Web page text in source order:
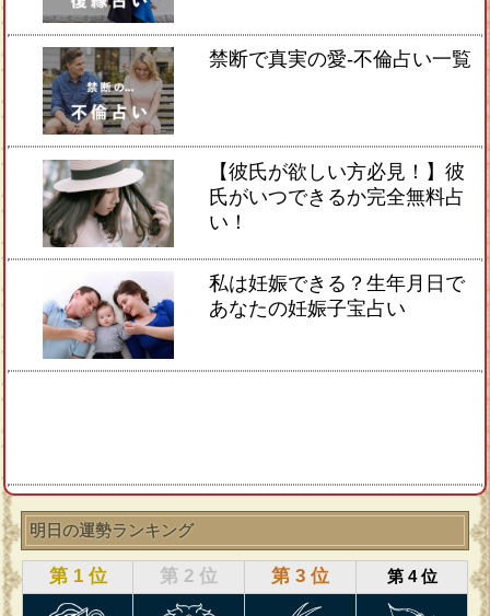
禁断で真実の愛-不倫占い一覧
【彼氏が欲しい方必見！】彼
氏がいつできるか完全無料占
い！
私は妊娠できる？生年月日で
あなたの妊娠子宝占い
明日の運勢ランキング
第 1 位 第 2 位 第 3 位 第 4 位